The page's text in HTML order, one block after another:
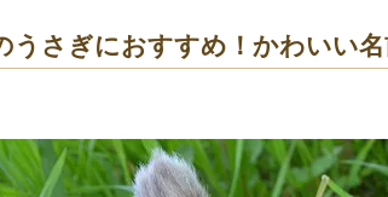
うさぎにおすすめ！かわいい